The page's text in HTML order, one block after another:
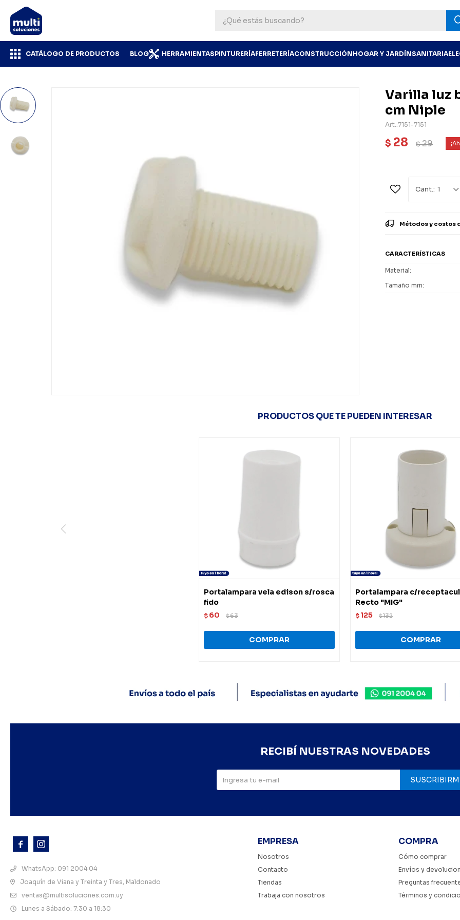
CATÁLOGO DE PRODUCTOS BLOG HERRAMIENTASPINTURERÍAFERRETERÍACONSTRUCCIÓNHOGAR Y JARDÍNSANITARIA
Varilla luz
cm Niple
7151-7151
$ 28 $29
1
Métodos y costos
CARACTERÍSTICAS
Material
Tamaño mm
PRODUCTOS QUE TE PUEDEN INTERESAR
Portalampara vela edison s/rosca
fido
$ 60 $63
Portalampara c/
Recto "MIG"
$ 125 $132
 
WhatsApp: 091 2004 04
Joaquín de Viana y Treinta y Tres, Maldonado
ventas@multisoluciones.com.uy
Lunes a Sábado: 7:30 a 18:30
EMPRESA
Nosotros
Contacto
Tiendas
Trabaja con nosotros
COMPRA
Cómo comprar
Envíos y
Preguntas
Términos y
RECIBÍ NUESTRAS NOVEDADES